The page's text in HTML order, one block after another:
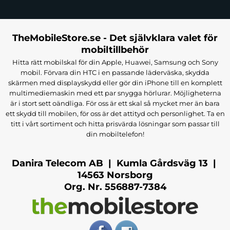
Passar: iPhone 16 Pro Max
TheMobileStore.se - Det självklara valet för
mobiltillbehör
Hitta rätt mobilskal för din Apple, Huawei, Samsung och Sony
mobil. Förvara din HTC i en passande läderväska, skydda
skärmen med displayskydd eller gör din iPhone till en komplett
multimediemaskin med ett par snygga hörlurar. Möjligheterna
är i stort sett oändliga. För oss är ett skal så mycket mer än bara
ett skydd till mobilen, för oss är det attityd och personlighet. Ta en
titt i vårt sortiment och hitta prisvärda lösningar som passar till
din mobiltelefon!
Danira Telecom AB | Kumla Gårdsväg 13 |
14563 Norsborg
Org. Nr. 556887-7384